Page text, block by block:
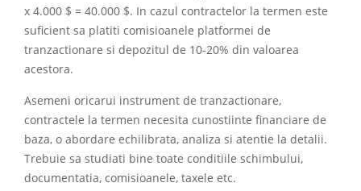
x 4.000 $ = 40.000 $. In cazul contractelor la termen este
suficient sa platiti comisioanele platformei de
tranzactionare si depozitul de 10-20% din valoarea
acestora.
Asemeni oricarui instrument de tranzactionare,
contractele la termen necesita cunostiinte financiare de
baza, o abordare echilibrata, analiza si atentie la detalii.
Trebuie sa studiati bine toate conditiile schimbului,
documentatia, comisioanele, taxele etc.